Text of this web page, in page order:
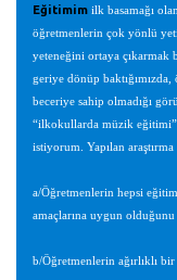
Eğitimim ilk basamağı
öğretmenlerin çok yönlü
yeteneğini ortaya çıkarmak
geriye dönüp
beceriye sahip olmadığı
“ilkokullarda müzik
istiyorum. Yapılan araştırma
a/Öğretmenlerin hepsi
amaçlarına uygun
b/Öğretmenlerin ağırlıklı